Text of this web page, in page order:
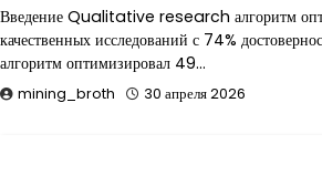
Введение Qualitative research алгоритм
качественных исследований с 74%
алгоритм оптимизировал 49…
mining_broth 30 апреля 2026